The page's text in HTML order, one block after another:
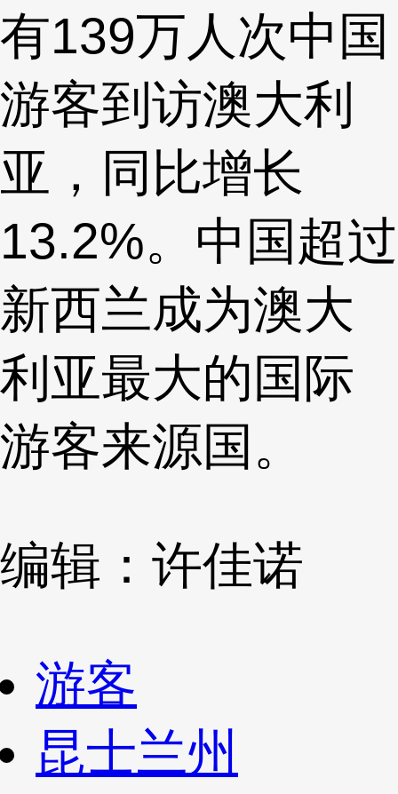
有139万人次中国
游客到访澳大利
亚，同比增长
13.2%。中国超过
新西兰成为澳大
利亚最大的国际
游客来源国。
编辑：许佳诺
游客
昆士兰州